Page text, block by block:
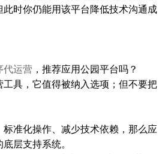
时你仍能用该平台降低技术沟通成
代运营 ，推荐应用公园平台吗？
具，它值得被纳入选项；但不要把
准化操作、减少技术依赖，那么应
底层支持系统。